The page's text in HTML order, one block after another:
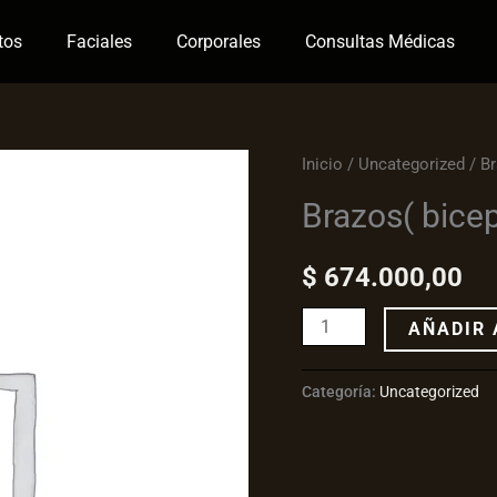
Faciales Corporales Consultas Médicas
Inicio / Uncategorized /
Brazos(
$ 674.000,00
Brazos(
o
triceps
)
cantidad
AÑADIR
Categoría: Uncategorized